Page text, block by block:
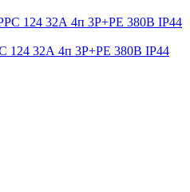
124 32А 4п 3Р+РЕ 380В IP44